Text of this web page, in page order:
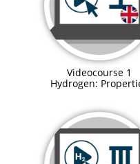
Videocourse 1
Hydrogen: